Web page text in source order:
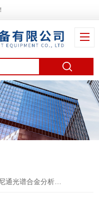
通光谱合金分析仪